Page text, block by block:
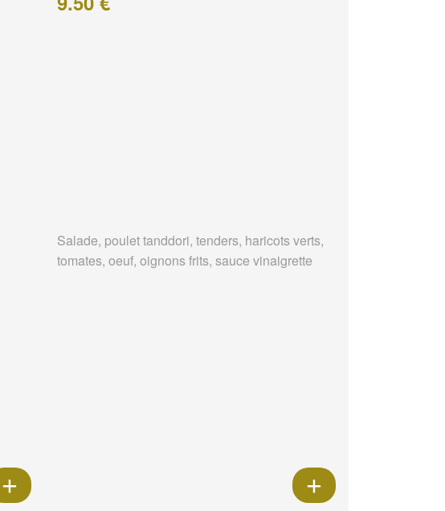
Salade, poulet tanddori, tenders, haricots verts,
tomates, oeuf, oignons frits, sauce vinaigrette